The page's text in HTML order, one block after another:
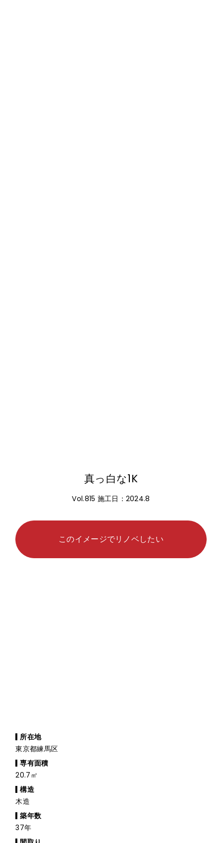
真っ白な1K
Vol.815 施工日：2024.8
このイメージでリノベしたい
所在地
東京都練馬区
専有面積
20.7㎡
構造
木造
築年数
37年